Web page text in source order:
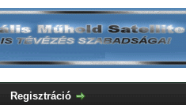
Regisztráció